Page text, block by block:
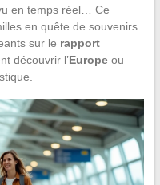
en temps réel… Ce
en quête de souvenirs
sur le rapport
découvrir l’Europeou